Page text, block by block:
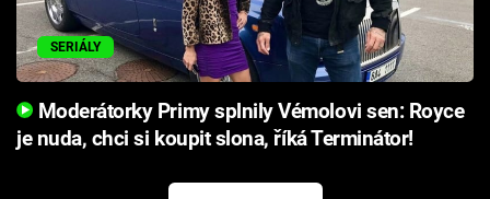
SERIÁLY
Moderátorky Primy splnily Vémolovi sen: Royce
je nuda, chci si koupit slona, říká Terminátor!